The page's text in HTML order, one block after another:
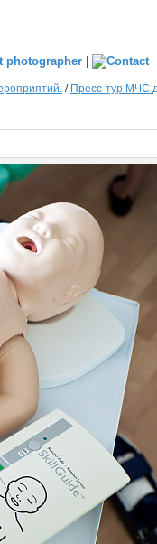
|
/ Пресс-тур МЧС